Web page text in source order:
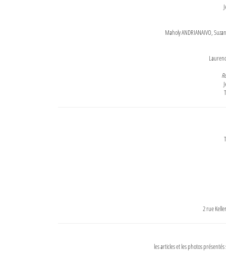
Maholy ANDRIANAIVO,
2 rue
les articles et les photos